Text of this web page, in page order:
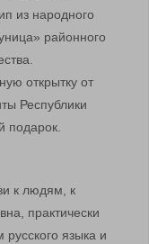
из народного
районного
открытку от
Республики
подарок.
к людям, к
практически
языка и